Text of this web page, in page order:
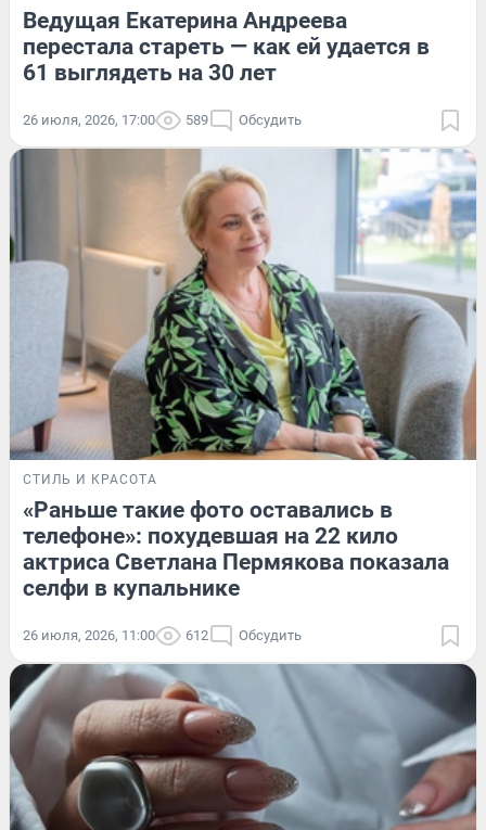
Ведущая Екатерина Андреева
перестала стареть — как ей удается в
61 выглядеть на 30 лет
26 июля, 2026, 17:00 589 Обсудить
СТИЛЬ И КРАСОТА
«Раньше такие фото оставались в
телефоне»: похудевшая на 22 кило
актриса Светлана Пермякова показала
селфи в купальнике
26 июля, 2026, 11:00 612 Обсудить